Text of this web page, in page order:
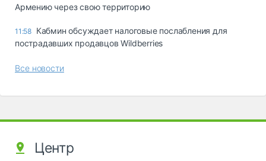
Армению через свою территорию
11:58 Кабмин обсуждает налоговые послабления для
пострадавших продавцов Wildberries
Все новости
Центр